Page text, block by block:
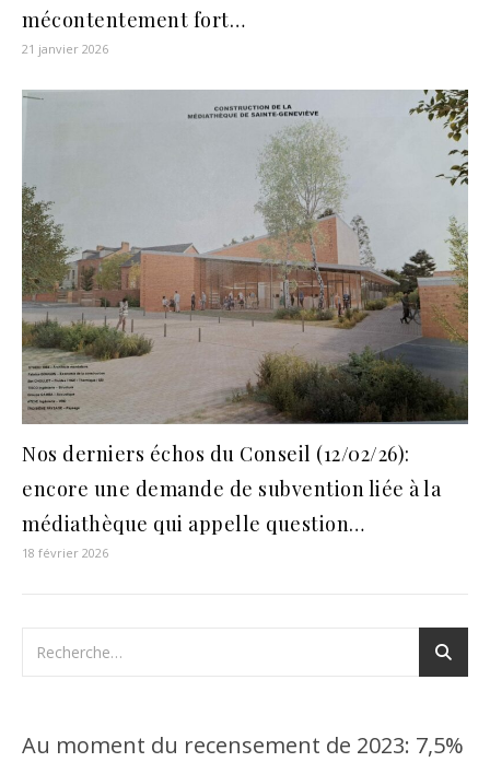
mécontentement fort…
21 janvier 2026
Nos derniers échos du Conseil (12/02/26):
encore une demande de subvention liée à la
médiathèque qui appelle question…
18 février 2026
Au moment du recensement de 2023: 7,5%